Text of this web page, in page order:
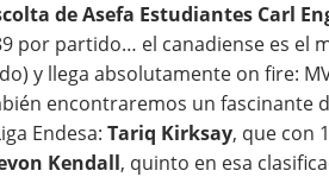
de Asefa Estudiantes Carl
por partido… el canadiense es el
y llega absolutamente on fire:
encontraremos un fascinante
Endesa: Tariq Kirksay, que con
Kendall, quinto en esa